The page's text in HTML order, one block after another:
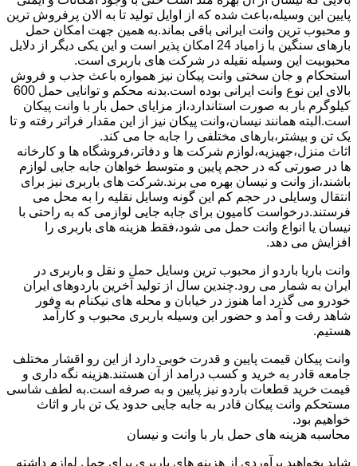
پایین این وسیله،باعث شده که از اوایل تولید تا به الان پرفروش ترین
و محبوب ترین وانت ایرانی باقی بماند.به همین جهت امکان حمل
بارهای سنگین با زامیاد 24 امکان پذیر است و این یکی دیگر از دلایل
محبوبیت این وسیله نقیله در شرکت های باربری است.
استحکام و جان سختی وانت پیکان نیز همواره باعث جذب و فروش
بالای این نوع وانت ایرانی بوده است.بدنه محکم و توانایی حمل 600
کیلوگرم بار به صورت استاندارد،از مزایای حمل بار با وانت پیکان
است.البته همانند نیسان،وانت پیکان نیز از این مقدار فراتر رفته و تا
یک تن و بیشتر،بارهای مختلفی را جابه جا می کند.
اثاث منزل،جهیزیه،لوازم شرکت ها و دفاتر،فروشگاه ها و کارخانه
ها در صورتی که در حجم پایین و متوسط خواهان جابه جایی لوازم
باشند،از وانت و نیسان بهره می برند.شرکت های باربری نیز برای
انتقال وسایلی در حجم کم این گونه وسایل نقلیه را به محل می
فرستند.درخواست کامیون برای جابه جایی لوازمی که به راحتی با
نیسان یا انواع وانت حمل می شود،فقط هزینه های باربری را
افزایش می دهد.
وانت باریا باردو از محبوب ترین وسایل حمل و نقل و باربری در
ایران به شمار می رود.چندین سال از تولید آخرین باردوهای ایران
خودرو می گذرد اما هنوز در خیابان و محله های نیکنام به وفور
شاهد رفت و آمد و حضور این وسیله باربری محبوب و کارآمد
هستیم.
وانت پیکان قیمت پایین و قدرت خوبی دارد از این رو اقشار مختلف
جامعه قادر به خرید و کسب درامد از آن هستند.هزینه نگه داری و
قیمت خرید قطعات باردو نیز پایین و به صرفه است.به لطف شاسی
مستحکم وانت پیکان قادر به جابه جایی حدود یک تن بار و اثاث
خواهیم بود.
محاسبه هزینه های حمل بار با وانت و نیسان
شاید بخواهید برآوردی از هزینه های باربری برای حمل لوازم داشته